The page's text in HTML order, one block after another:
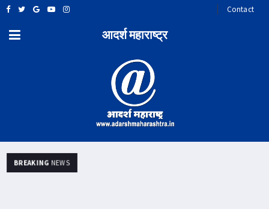
Contact
आदर्श महाराष्ट्र
BREAKING NEWS